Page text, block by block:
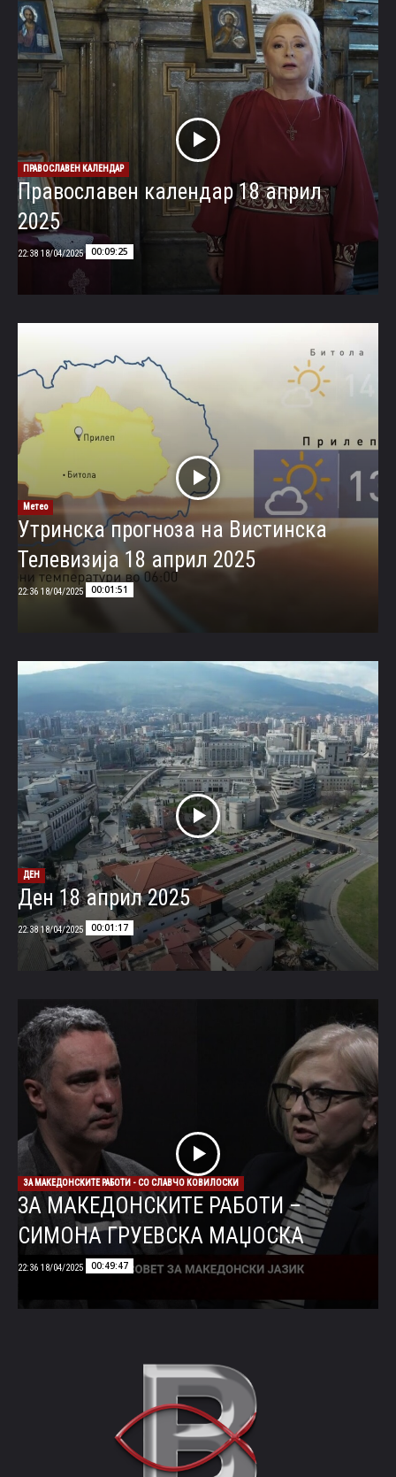
ПРАВОСЛАВЕН КАЛЕНДАР
Православен календар 18 април
2025
00:09:25
18/04/2025 22:38
Метео
Утринска прогноза на Вистинска
Телевизија 18 април 2025
00:01:51
18/04/2025 22:36
ДЕН
Ден 18 април 2025
00:01:17
18/04/2025 22:38
ЗА МАКЕДОНСКИТЕ РАБОТИ - СО СЛАВЧО КОВИЛОСКИ
ЗА МАКЕДОНСКИТЕ РАБОТИ –
СИМОНА ГРУЕВСКА МАЏОСКА
00:49:47
18/04/2025 22:36